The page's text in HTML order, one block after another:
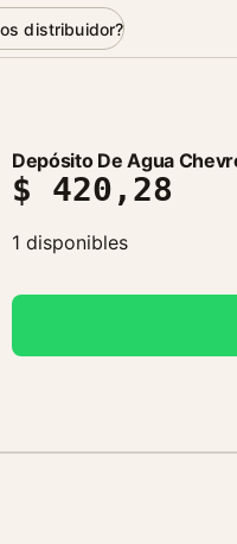
distribuidor?
Depósito De Agua
$ 420,28
1 disponibles